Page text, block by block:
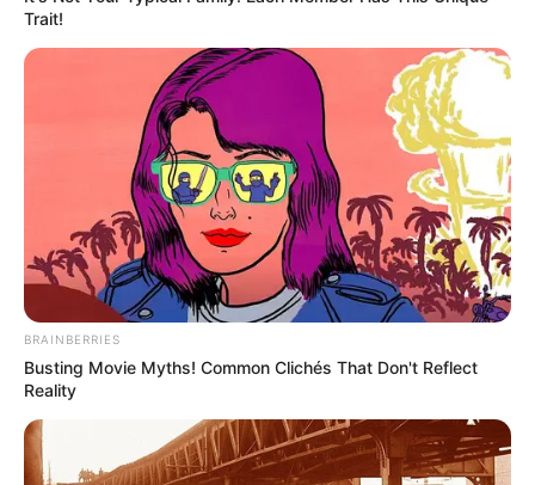
7 Times Stronger Than Viagra! "It Is Sold In Every
Drug Store!"
BOOSTARO
Trait!
BRAINBERRIES
Busting Movie Myths! Common Clichés That Don't Reflect
Reality